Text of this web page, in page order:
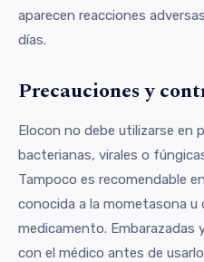
aparecen reacciones
días.
Precauciones y
Elocon no debe utilizarse en
bacterianas, virales o
Tampoco es recomendable
conocida a la mometasona
medicamento.
con el médico antes de